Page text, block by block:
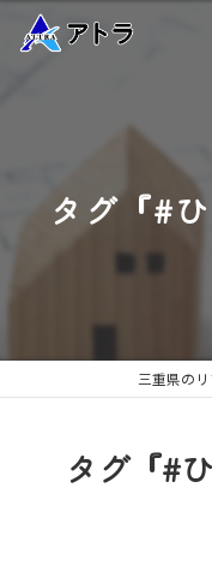
タグ『#
三重県の
タグ『#